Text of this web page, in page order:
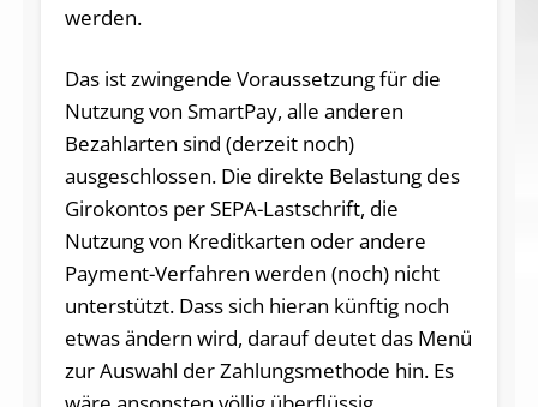
werden.
Das ist zwingende Voraussetzung für die
Nutzung von SmartPay, alle anderen
Bezahlarten sind (derzeit noch)
ausgeschlossen. Die direkte Belastung des
Girokontos per SEPA-Lastschrift, die
Nutzung von Kreditkarten oder andere
Payment-Verfahren werden (noch) nicht
unterstützt. Dass sich hieran künftig noch
etwas ändern wird, darauf deutet das Menü
zur Auswahl der Zahlungsmethode hin. Es